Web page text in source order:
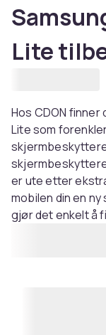
Lite
Hos CDON finner
Lite som
er ute etter
mobilen din en
gjør det enkelt å